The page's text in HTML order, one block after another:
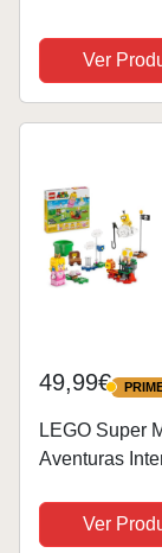
Dorrie, a
años
Ver
49,99€PRIME
LEGO Super
Aventuras
Construcción
del
Ver